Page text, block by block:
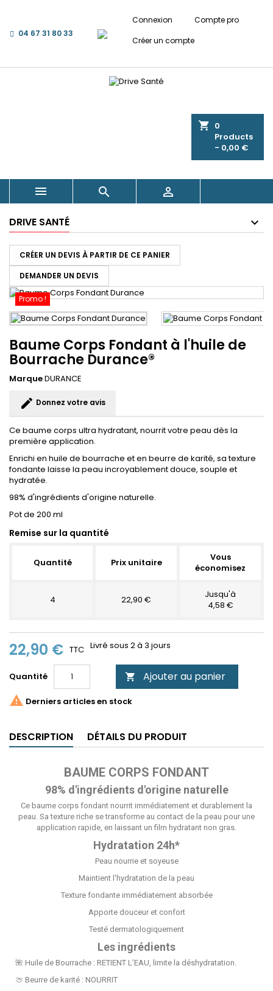
04 67 31 80 33
Connexion
Créer un compte
Compte pro
shopping_cart 0
Products
- 0,00 €
  
DRIVE SANTÉ
CRÉER UN DEVIS À PARTIR DE CE PANIER
DEMANDER UN DEVIS
Promo !
Baume Corps Fondant à l'huile de
Bourrache Durance®
MarqueDURANCE
edit Donnez votre avis
Ce baume corps ultra hydratant, nourrit votre peau dès la
première application.
Enrichi en huile de bourrache et en beurre de karité, sa texture
fondante laisse la peau incroyablement douce, souple et
hydratée.
98% d'ingrédients d'origine naturelle.
Pot de 200 ml
Remise sur la quantité
Quantité Prix unitaire
Vous
économisez
4 22,90 €
Jusqu'à
4,58 €
22,90 € TTC Livré sous 2 à 3 jours
Quantité  Ajouter au panier
 Derniers articles en stock
DESCRIPTION DÉTAILS DU PRODUIT
BAUME CORPS FONDANT
98% d'ingrédients d'origine naturelle
Ce baume corps fondant nourrit immédiatement et durablement la
peau. Sa texture riche se transforme au contact de la peau pour une
application rapide, en laissant un film hydratant non gras.
Hydratation 24h*
Peau nourrie et soyeuse
Maintient l'hydratation de la peau
Texture fondante immédiatement absorbée
Apporte douceur et confort
Testé dermatologiquement
Les ingrédients
🌺 Huile de Bourrache : RETIENT L’EAU, limite la déshydratation.
🍈 Beurre de karité : NOURRIT